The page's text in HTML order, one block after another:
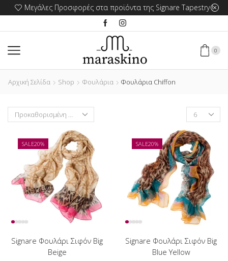
Μεγάλες Προσφορές στα προϊόντα της Signare Tapestry !
0
Αρχική Σελίδα Shop Φουλάρια Φουλάρια Chiffon
Products
per
page
SALE20%
Signare Φουλάρι Σιφόν Big
Beige
SALE20%
Signare Φουλάρι Σιφόν Big
Blue Yellow